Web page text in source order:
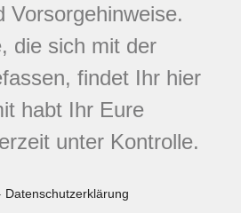
Vorsorgehinweise.
die sich mit der
findet Ihr hier
habt Ihr Eure
unter Kontrolle.
Datenschutzerklärung